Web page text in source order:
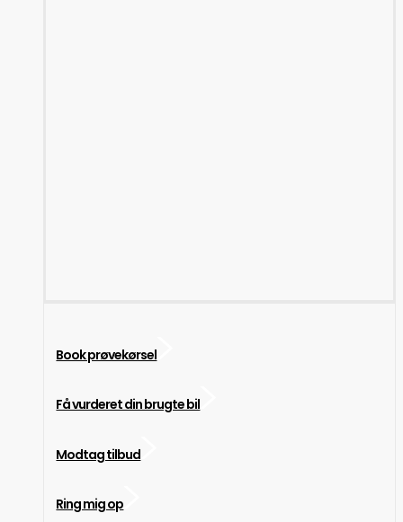
Book prøvekørsel
Få vurderet din brugte bil
Modtag tilbud
Ring mig op